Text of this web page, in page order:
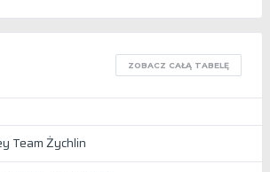
ZOBACZ CAŁĄ TABELĘ
Team Żychlin